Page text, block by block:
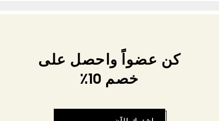
كن عضواً واحصل على
خصم 10٪